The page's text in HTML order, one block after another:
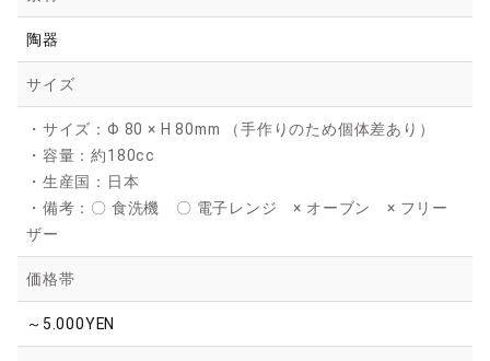
陶器
サイズ
・サイズ：Φ 80 × H 80mm （手作りのため個体差あり）
・容量：約180cc
・生産国：日本
・備考：〇 食洗機 〇 電子レンジ × オーブン × フリー
ザー
価格帯
～5.000YEN